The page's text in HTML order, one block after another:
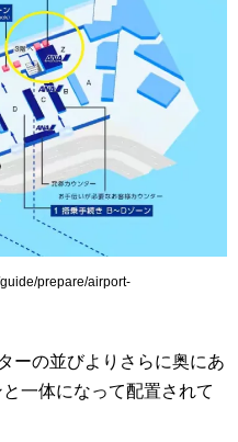
prepare/airport-
ーの並びよりさらに奥にあ
一体になって配置されて